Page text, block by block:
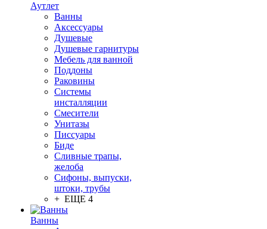
Аутлет
Ванны
Аксессуары
Душевые
Душевые гарнитуры
Мебель для ванной
Поддоны
Раковины
Системы
инсталляции
Смесители
Унитазы
Писсуары
Биде
Сливные трапы,
желоба
Сифоны, выпуски,
штоки, трубы
+ ЕЩЕ 4
Ванны